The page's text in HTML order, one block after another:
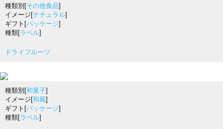
種類別[その他食品]
イメージ[ナチュラル]
ギフト[パッケージ]
種類[ラベル]
ドライフルーツ
種類別[和菓子]
イメージ[和風]
ギフト[パッケージ]
種類[ラベル]